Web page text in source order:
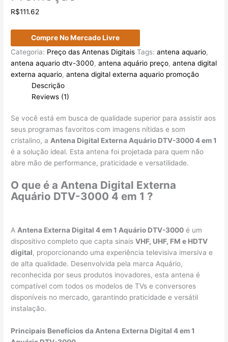
R$111.62
Compre No Mercado Livre
Categoria: Preço das Antenas Digitais Tags:antena aquario,
antena aquario dtv-3000,antena aquário preço,antena digital
externa aquario,antena digital externa aquario promoção
Descrição
Reviews (1)
Se você está em busca de qualidade superior para assistir aos
seus programas favoritos com imagens nítidas e som
cristalino, aAntena Digital Externa Aquário DTV-3000 4 em 1
é a solução ideal. Esta antena foi projetada para quem não
abre mão de performance, praticidade e versatilidade.
O que é a Antena Digital Externa
Aquário DTV-3000 4 em 1 ?
A Antena Externa Digital 4 em 1 Aquário DTV-3000 é um
dispositivo completo que capta sinaisVHF, UHF, FM e HDTV
digital, proporcionando uma experiência televisiva imersiva e
de alta qualidade. Desenvolvida pela marca Aquário,
reconhecida por seus produtos inovadores, esta antena é
compatível com todos os modelos de TVs e conversores
disponíveis no mercado, garantindo praticidade e versátil
instalação.
Principais Benefícios da Antena Externa Digital 4 em 1